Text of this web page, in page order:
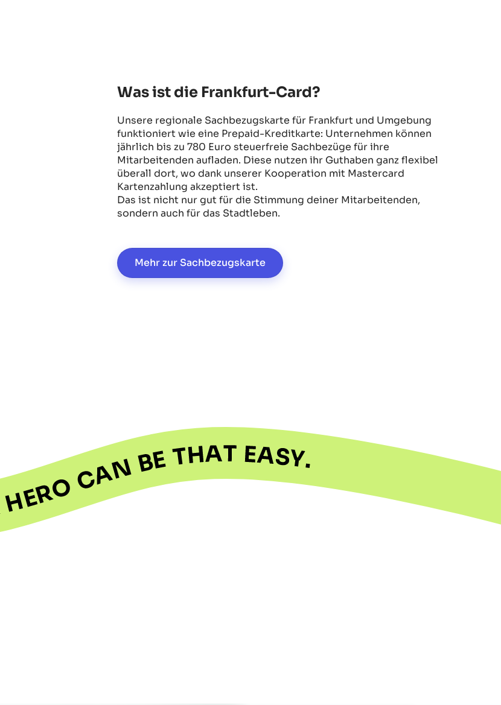
Was ist die Frankfurt-Card?
Unsere regionale Sachbezugskarte für Frankfurt und Umgebung
funktioniert wie eine Prepaid-Kreditkarte: Unternehmen können
jährlich bis zu 780 Euro steuerfreie Sachbezüge für ihre
Mitarbeitenden aufladen. Diese nutzen ihr Guthaben ganz flexibel
überall dort, wo dank unserer Kooperation mit Mastercard
Kartenzahlung akzeptiert ist.
Das ist nicht nur gut für die Stimmung deiner Mitarbeitenden,
sondern auch für das Stadtleben.
Mehr zur Sachbezugskarte